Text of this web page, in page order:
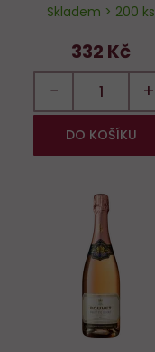
Skladem > 200 ks
332 Kč
− +
DO KOŠÍKU